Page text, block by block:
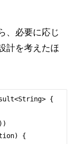
、必要に応じ
計を考えたほ
{